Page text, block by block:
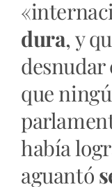
dura, y
que
había
aguantó